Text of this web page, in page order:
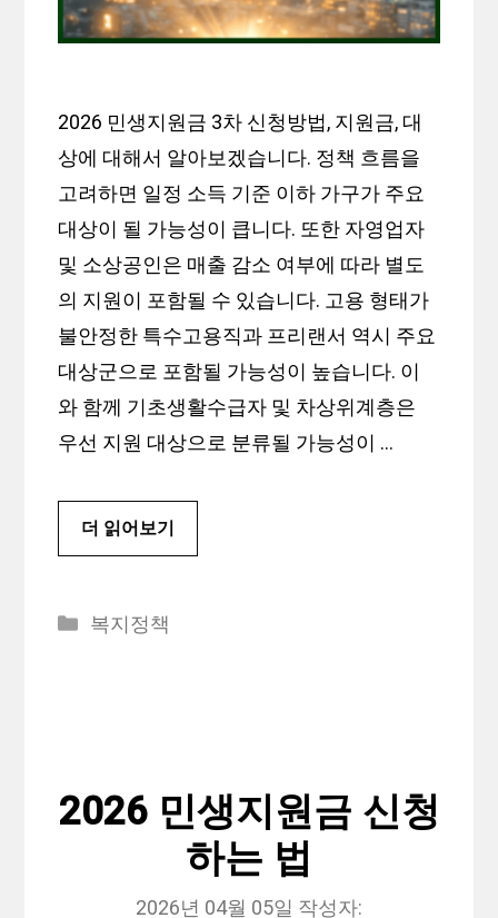
2026 민생지원금 3차 신청방법, 지원금, 대
상에 대해서 알아보겠습니다. 정책 흐름을
고려하면 일정 소득 기준 이하 가구가 주요
대상이 될 가능성이 큽니다. 또한 자영업자
및 소상공인은 매출 감소 여부에 따라 별도
의 지원이 포함될 수 있습니다. 고용 형태가
불안정한 특수고용직과 프리랜서 역시 주요
대상군으로 포함될 가능성이 높습니다. 이
와 함께 기초생활수급자 및 차상위계층은
우선 지원 대상으로 분류될 가능성이 …
더 읽어보기
카
복지정책
2026 민생지원금 신청
하는 법
2026년 04월 05일 작성자: